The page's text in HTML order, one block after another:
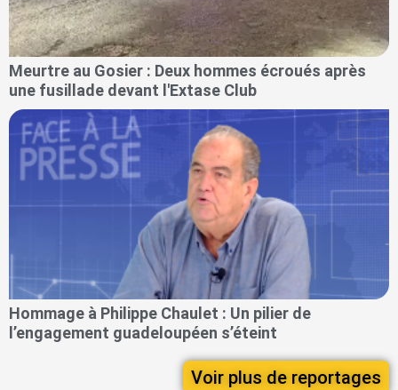
Meurtre au Gosier : Deux hommes écroués après
une fusillade devant l'Extase Club
Hommage à Philippe Chaulet : Un pilier de
l’engagement guadeloupéen s’éteint
Voir plus de reportages